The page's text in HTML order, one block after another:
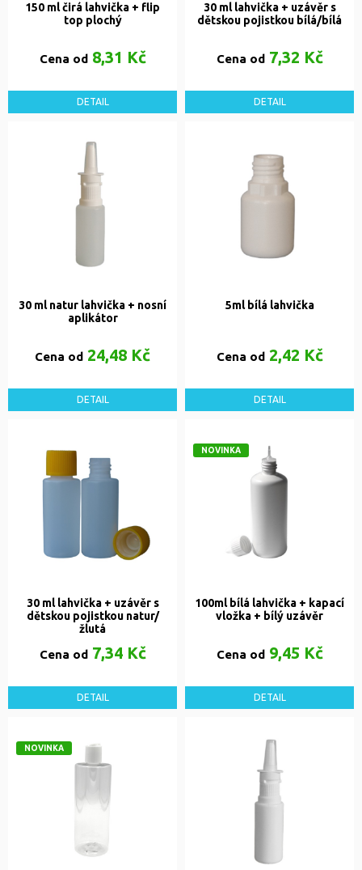
150 ml čirá lahvička + flip
top plochý
Cena od8,31 Kč
DETAIL
30 ml lahvička + uzávěr s
dětskou pojistkou bílá/bílá
Cena od7,32 Kč
DETAIL
30 ml natur lahvička + nosní
aplikátor
Cena od 24,48 Kč
DETAIL
5ml bílá lahvička
Cena od2,42 Kč
DETAIL
30 ml lahvička + uzávěr s
dětskou pojistkou natur/
žlutá
Cena od7,34 Kč
DETAIL
NOVINKA
100ml bílá lahvička + kapací
vložka + bílý uzávěr
Cena od9,45 Kč
DETAIL
NOVINKA